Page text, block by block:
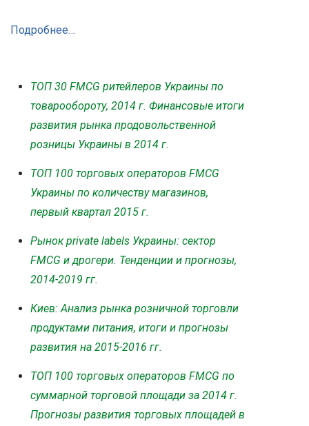
Подробнее…
ТОП 30 FMCG ритейлеров Украины по
товарообороту, 2014 г. Финансовые итоги
развития рынка продовольственной
розницы Украины в 2014 г.
ТОП 100 торговых операторов FMCG
Украины по количеству магазинов,
первый квартал 2015 г.
Рынок private labels Украины: сектор
FMCG и дрогери. Тенденции и прогнозы,
2014-2019 гг.
Киев: Анализ рынка розничной торговли
продуктами питания, итоги и прогнозы
развития на 2015-2016 гг.
ТОП 100 торговых операторов FMCG по
суммарной торговой площади за 2014 г.
Прогнозы развития торговых площадей в